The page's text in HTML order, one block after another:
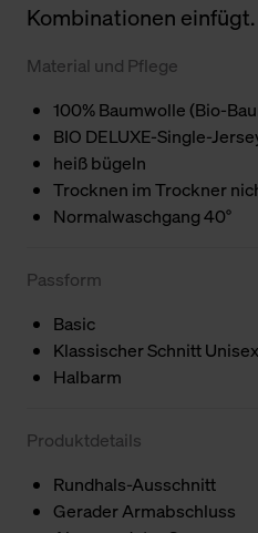
Kombinationen einfügt.
Material und Pflege
100% Baumwolle (Bio-
BIO DELUXE-Single-
heiß bügeln
Trocknen im Trockner
Normalwaschgang 40°
Passform
Basic
Klassischer Schnitt Unisex
Halbarm
Produktdetails
Rundhals-Ausschnitt
Gerader Armabschluss